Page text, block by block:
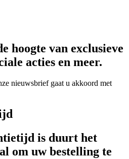
hoogte van exclusieve
acties en meer.
nieuwsbrief gaat u akkoord met
is duurt het
om uw bestelling te